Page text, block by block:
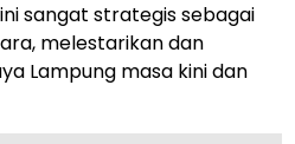
sangat strategis sebagai
melestarikan dan
Lampung masa kini dan